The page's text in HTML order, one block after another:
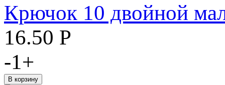
Крючок 10 двойной
16.50 Р
-1+